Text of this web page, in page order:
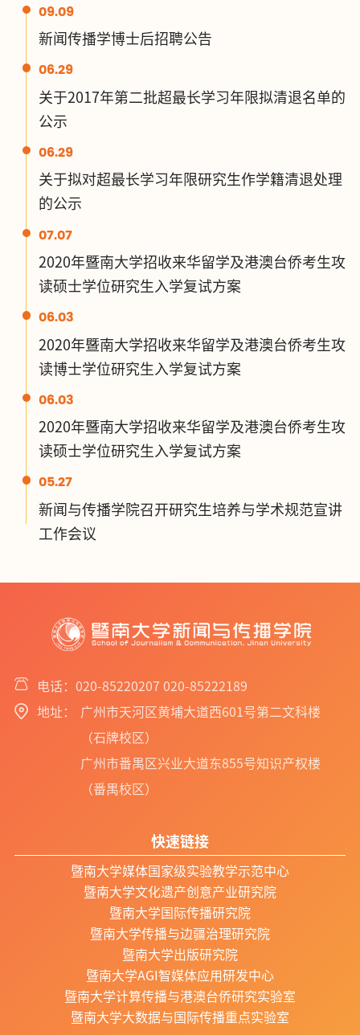
09.09
新闻传播学博士后招聘公告
06.29
关于2017年第二批超最长学习年限拟清退名单的
公示
06.29
关于拟对超最长学习年限研究生作学籍清退处理
的公示
07.07
2020年暨南大学招收来华留学及港澳台侨考生攻
读硕士学位研究生入学复试方案
06.03
2020年暨南大学招收来华留学及港澳台侨考生攻
读博士学位研究生入学复试方案
06.03
2020年暨南大学招收来华留学及港澳台侨考生攻
读硕士学位研究生入学复试方案
05.27
新闻与传播学院召开研究生培养与学术规范宣讲
工作会议
电话：020-85220207 020-85222189
地址：
广州市天河区黄埔大道西601号第二文科楼
（石牌校区）
广州市番禺区兴业大道东855号知识产权楼
（番禺校区）
快速链接
暨南大学媒体国家级实验教学示范中心
暨南大学文化遗产创意产业研究院
暨南大学国际传播研究院
暨南大学传播与边疆治理研究院
暨南大学出版研究院
暨南大学AGI智媒体应用研发中心
暨南大学计算传播与港澳台侨研究实验室
暨南大学大数据与国际传播重点实验室